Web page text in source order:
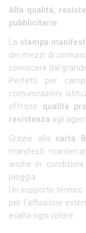
Alta qualità,
pubblicitarie
La stampa
dei mezzi di
conoscere dal
Perfetti per
comunicazioni
offrono qualità
resistenza agli
Grazie alla carta
manifesti
anche in
pioggia.
Un supporto
per l’affissione
esalta ogni colore.